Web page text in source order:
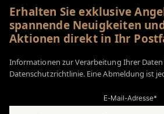
Erhalten Sie exklusive
spannende Neuigkeiten
Aktionen direkt in Ihr
Informationen zur Verarbeitung Ihrer Daten
Datenschutzrichtlinie. Eine Abmeldung ist
E-Mail-Adresse*